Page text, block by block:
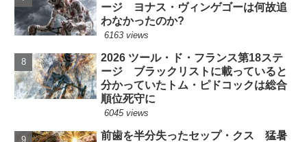
ージ ヨナス・ヴィンゲゴーは何故追
わなかったのか?
6163 views
2026 ツール・ド・フランス第18ステ
ージ ブラックリストに載っていると
分かっていたトム・ピドコックは総合
順位死守に
6045 views
前歯を半分失ったセップ・クス 猛暑